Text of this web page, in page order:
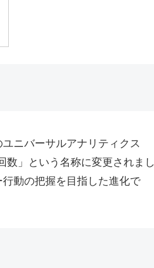
ニバーサルアナリティクス
数」という名称に変更されまし
動の把握を目指した進化で